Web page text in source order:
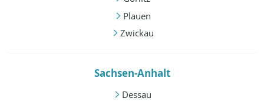
Plauen
Zwickau
Sachsen-Anhalt
Dessau